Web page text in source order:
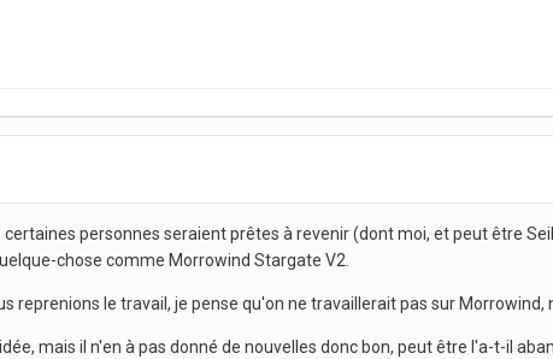
certaines personnes seraient prêtes à revenir (dont moi, et peut être
chose comme Morrowind Stargate V2.
reprenions le travail, je pense qu'on ne travaillerait pas sur Morrowind,
mais il n'en à pas donné de nouvelles donc bon, peut être l'a-t-il